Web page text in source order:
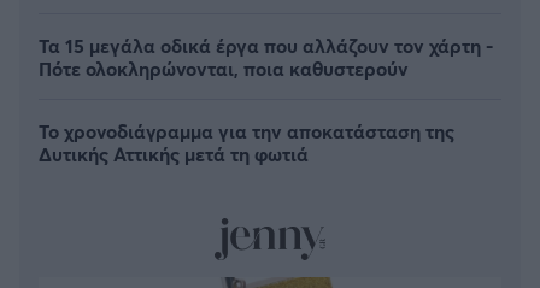
Τα 15 μεγάλα οδικά έργα που αλλάζουν τον χάρτη -
Πότε ολοκληρώνονται, ποια καθυστερούν
Το χρονοδιάγραμμα για την αποκατάσταση της
Δυτικής Αττικής μετά τη φωτιά